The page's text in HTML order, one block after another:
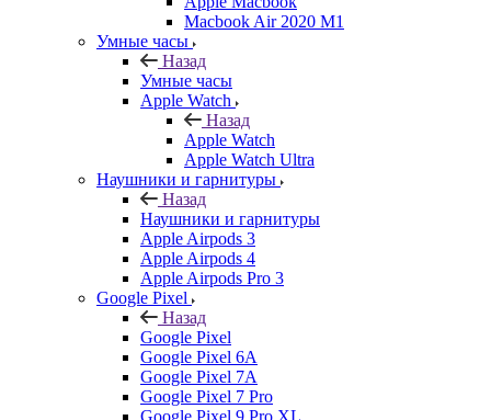
Macbook Air 2020 M1
Умные часы
Назад
Умные часы
Apple Watch
Назад
Apple Watch
Apple Watch Ultra
Наушники и гарнитуры
Назад
Наушники и гарнитуры
Apple Airpods 3
Apple Airpods 4
Apple Airpods Pro 3
Google Pixel
Назад
Google Pixel
Google Pixel 6A
Google Pixel 7А
Google Pixel 7 Pro
Google Pixel 9 Pro XL